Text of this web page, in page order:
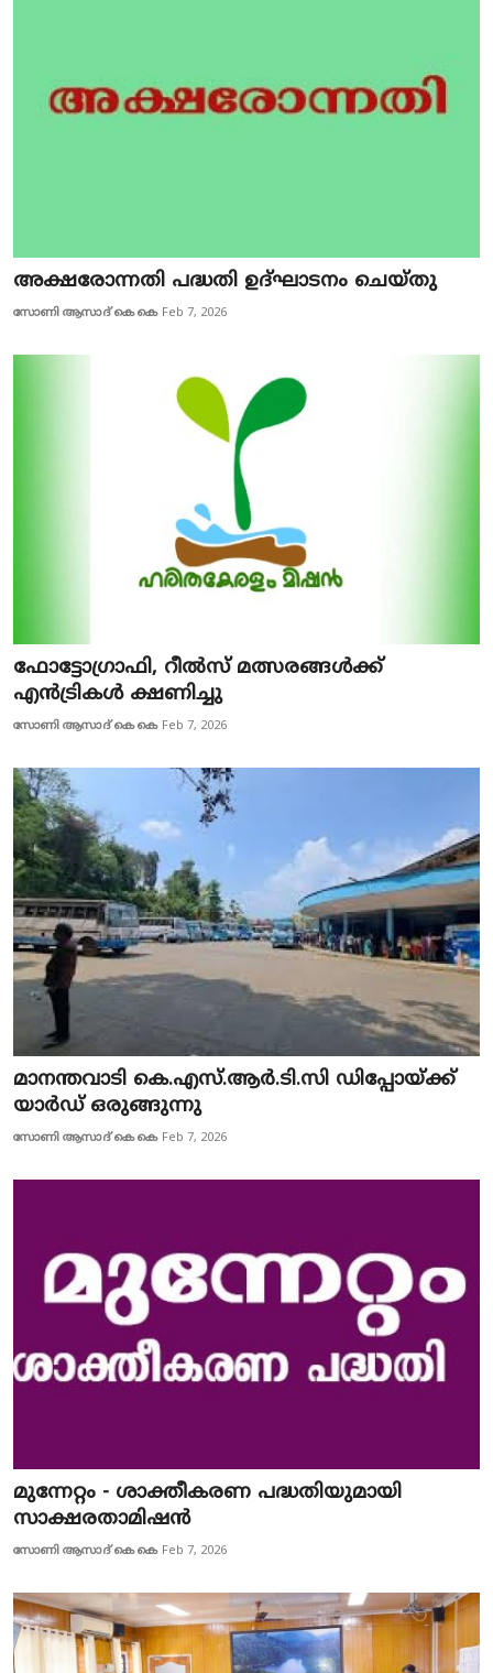
അക്ഷരോന്നതി പദ്ധതി ഉദ്ഘാടനം ചെയ്തു
സോണി ആസാദ് കെ കെ Feb 7, 2026
ഫോട്ടോഗ്രാഫി, റീല്‍സ് മത്സരങ്ങള്‍ക്ക്
എന്‍ട്രികള്‍ ക്ഷണിച്ചു
സോണി ആസാദ് കെ കെ Feb 7, 2026
മാനന്തവാടി കെ.എസ്.ആര്‍.ടി.സി ഡിപ്പോയ്ക്ക്
യാര്‍ഡ് ഒരുങ്ങുന്നു
സോണി ആസാദ് കെ കെ Feb 7, 2026
മുന്നേറ്റം - ശാക്തീകരണ പദ്ധതിയുമായി
സാക്ഷരതാമിഷന്‍
സോണി ആസാദ് കെ കെ Feb 7, 2026